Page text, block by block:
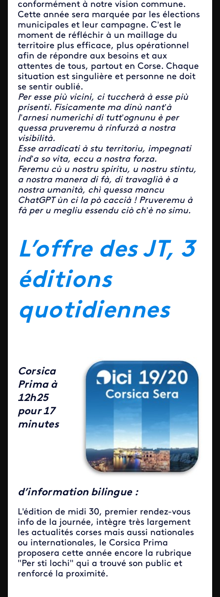
conformément à notre vision commune.
Cette année sera marquée par les élections
municipales et leur campagne. C’est le
moment de réfléchir à un maillage du
territoire plus efficace, plus opérationnel
afin de répondre aux besoins et aux
attentes de tous, partout en Corse. Chaque
situation est singulière et personne ne doit
se sentir oublié.
Per esse più vicini, ci tuccherà à esse più
prisenti. Fisicamente ma dinù nant’à
l’arnesi numerichi di tutt’ognunu è per
quessa pruveremu à rinfurzà a nostra
visibilità.
Esse arradicati à stu territoriu, impegnati
ind’a so vita, eccu a nostra forza.
Feremu cù u nostru spiritu, u nostru stintu,
a nostra manera di fà, di travaglià è a
nostra umanità, chì quessa mancu
ChatGPT ùn ci la pò caccià ! Pruveremu à
fà per u megliu essendu ciò ch’è no simu.
L’offre des JT, 3
éditions
quotidiennes
Corsica
Prima à
12h25
pour 17
minutes
d’information bilingue :
L'édition de midi 30, premier rendez-vous
info de la journée, intègre très largement
les actualités corses mais aussi nationales
ou internationales, le Corsica Prima
proposera cette année encore la rubrique
"Per sti lochi" qui a trouvé son public et
renforcé la proximité.